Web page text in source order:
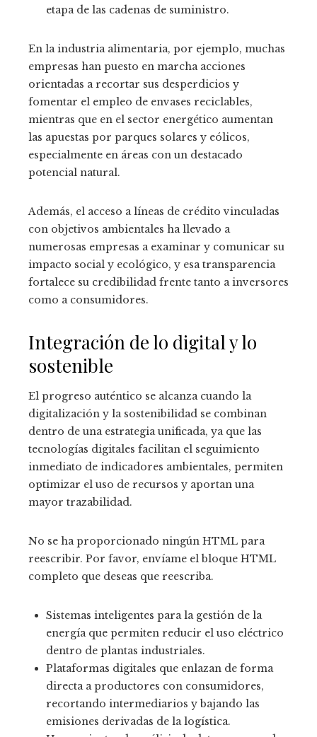
etapa de las cadenas de suministro.
En la industria alimentaria, por ejemplo, muchas
empresas han puesto en marcha acciones
orientadas a recortar sus desperdicios y
fomentar el empleo de envases reciclables,
mientras que en el sector energético aumentan
las apuestas por parques solares y eólicos,
especialmente en áreas con un destacado
potencial natural.
Además, el acceso a líneas de crédito vinculadas
con objetivos ambientales ha llevado a
numerosas empresas a examinar y comunicar su
impacto social y ecológico, y esa transparencia
fortalece su credibilidad frente tanto a inversores
como a consumidores.
Integración de lo digital y lo
sostenible
El progreso auténtico se alcanza cuando la
digitalización y la sostenibilidad se combinan
dentro de una estrategia unificada, ya que las
tecnologías digitales facilitan el seguimiento
inmediato de indicadores ambientales, permiten
optimizar el uso de recursos y aportan una
mayor trazabilidad.
No se ha proporcionado ningún HTML para
reescribir. Por favor, envíame el bloque HTML
completo que deseas que reescriba.
Sistemas inteligentes para la gestión de la
energía que permiten reducir el uso eléctrico
dentro de plantas industriales.
Plataformas digitales que enlazan de forma
directa a productores con consumidores,
recortando intermediarios y bajando las
emisiones derivadas de la logística.